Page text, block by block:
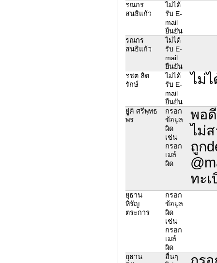
รณกร
สนธิแก้ว
ไม่ได้
รับ E-
mail
ยืนยัน
รณกร
สนธิแก้ว
ไม่ได้
รับ E-
mail
ยืนยัน
รชต ลิต
รักษ์
ไม่ได้
รับ E-
mail
ยืนยัน
ไม่
ยู่คิ ศรีพุทธ
พร
กรอก
ข้อมูล
ผิด
เช่น
กรอก
เมล์
ผิด
พอ
ไม่
ถูก
ทะ
ยุธาน
หิรัญ
ตระการ
กรอก
ข้อมูล
ผิด
เช่น
กรอก
เมล์
ผิด
ยุธาน
อื่นๆ
กร